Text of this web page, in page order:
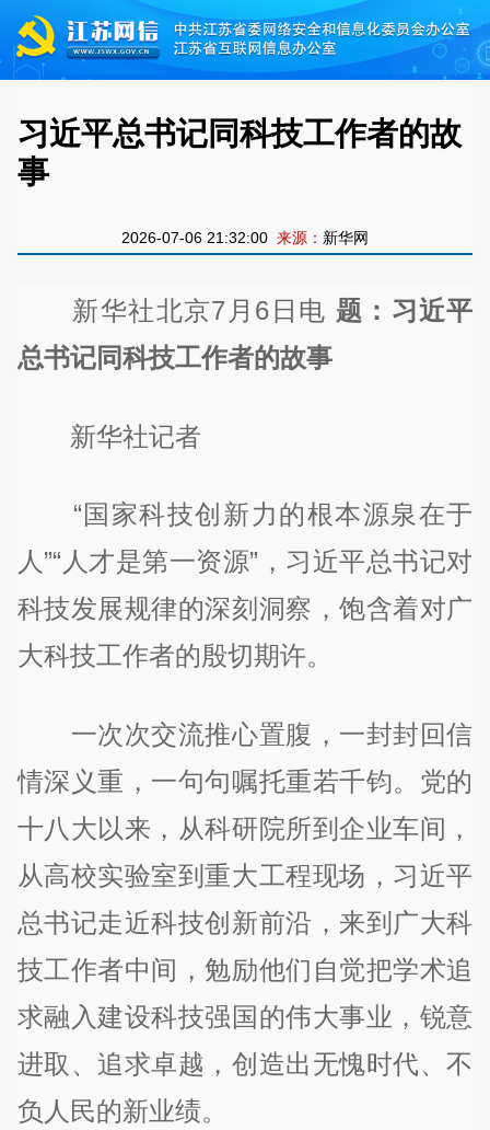
习近平总书记同科技工作者的故
事
2026-07-06 21:32:00 来源： 新华网
新华社北京7月6日电 题：习近平
总书记同科技工作者的故事
新华社记者
“国家科技创新力的根本源泉在于
人”“人才是第一资源”，习近平总书记对
科技发展规律的深刻洞察，饱含着对广
大科技工作者的殷切期许。
一次次交流推心置腹，一封封回信
情深义重，一句句嘱托重若千钧。党的
十八大以来，从科研院所到企业车间，
从高校实验室到重大工程现场，习近平
总书记走近科技创新前沿，来到广大科
技工作者中间，勉励他们自觉把学术追
求融入建设科技强国的伟大事业，锐意
进取、追求卓越，创造出无愧时代、不
负人民的新业绩。